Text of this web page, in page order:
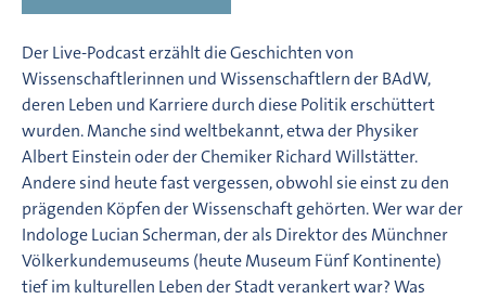
Der Live-Podcast erzählt die Geschichten von
Wissenschaftlerinnen und Wissenschaftlern der BAdW,
deren Leben und Karriere durch diese Politik erschüttert
wurden. Manche sind weltbekannt, etwa der Physiker
Albert Einstein oder der Chemiker Richard Willstätter.
Andere sind heute fast vergessen, obwohl sie einst zu den
prägenden Köpfen der Wissenschaft gehörten. Wer war der
Indologe Lucian Scherman, der als Direktor des Münchner
Völkerkundemuseums (heute Museum Fünf Kontinente)
tief im kulturellen Leben der Stadt verankert war? Was